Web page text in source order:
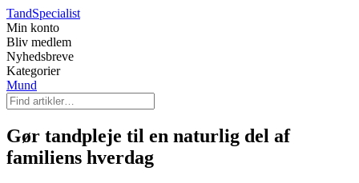
TandSpecialist
Min konto
Bliv medlem
Nyhedsbreve
Kategorier
Mund
Gør tandpleje til en naturlig del af
familiens hverdag